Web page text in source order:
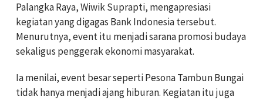
Palangka Raya, Wiwik Suprapti, mengapresiasi
kegiatan yang digagas Bank Indonesia tersebut.
Menurutnya, event itu menjadi sarana promosi budaya
sekaligus penggerak ekonomi masyarakat.
Ia menilai, event besar seperti Pesona Tambun Bungai
tidak hanya menjadi ajang hiburan. Kegiatan itu juga